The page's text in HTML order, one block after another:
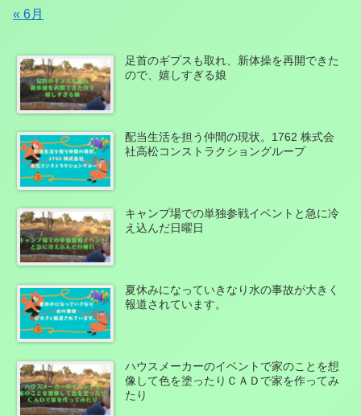
« 6月
足首のギプスも取れ、新体操を再開できた
ので、嬉しすぎる娘
配当生活を担う仲間の現状。1762 株式会
社高松コンストラクショングループ
キャンプ場での単独参戦イベントと急に冷
え込んだ日曜日
夏休みになっていきなり水の事故が大きく
報道されています。
ハウスメーカーのイベントで家のことを想
像して色を塗ったりＣＡＤで家を作ってみ
たり